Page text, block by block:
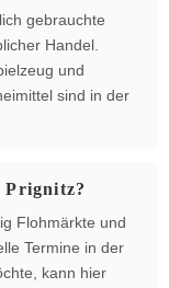
gebrauchte
Handel.
und
sind in der
Prignitz?
Flohmärkte und
Termine in der
kann hier